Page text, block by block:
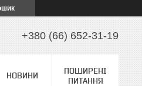
+380 (66) 652-31-19
НОВИНИ
ПОШИРЕНІ
ПИТАННЯ